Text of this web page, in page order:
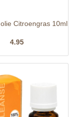
Citroengras 10ml
4.95